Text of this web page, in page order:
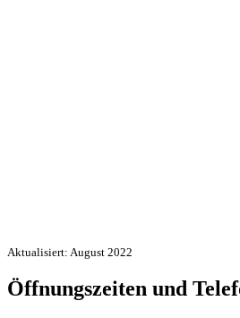
Aktualisiert: August 2022
Öffnungszeiten und